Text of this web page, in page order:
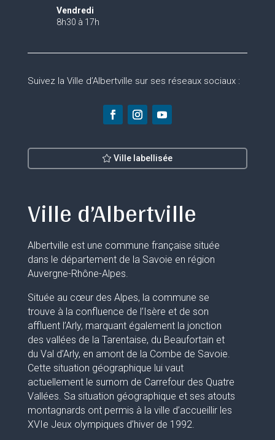
Vendredi
8h30 à 17h
Suivez la Ville d’Albertville sur ses réseaux sociaux :
Ville labellisée
Ville d’Albertville
Albertville est une commune française située
dans le département de la Savoie en région
Auvergne-Rhône-Alpes.
Située au cœur des Alpes, la commune se
trouve à la confluence de l’Isère et de son
affluent l’Arly, marquant également la jonction
des vallées de la Tarentaise, du Beaufortain et
du Val d’Arly, en amont de la Combe de Savoie.
Cette situation géographique lui vaut
actuellement le surnom de Carrefour des Quatre
Vallées. Sa situation géographique et ses atouts
montagnards ont permis à la ville d’accueillir les
XVIe Jeux olympiques d’hiver de 1992.